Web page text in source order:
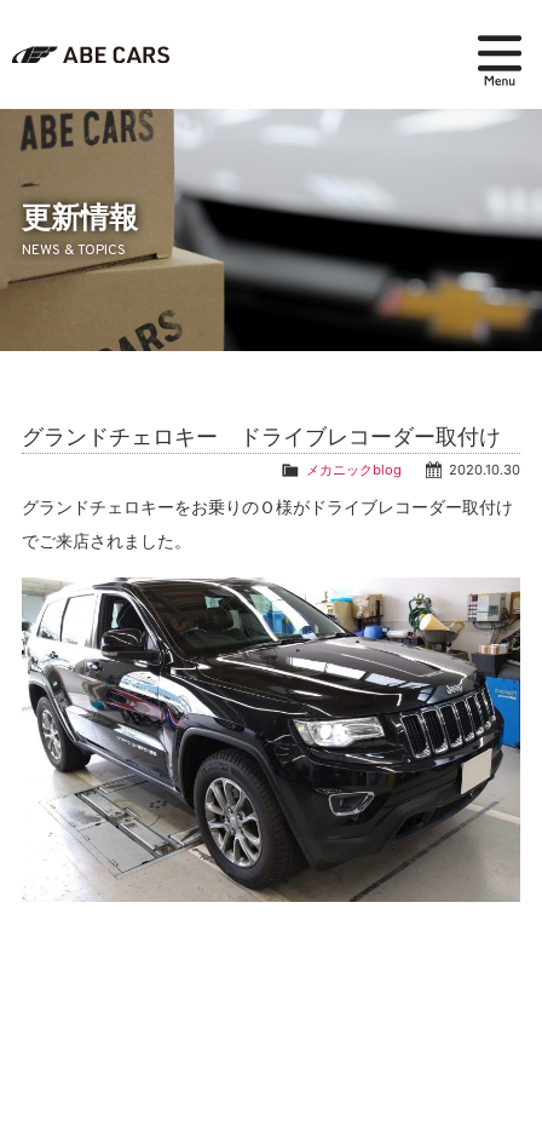
在庫検索
パーツ＆アクセサリー
アフターセールス
採用情報
更新情報
NEWS & TOPICS
グランドチェロキー ドライブレコーダー取付け
2020.10.30
メカニックblog
グランドチェロキーをお乗りのＯ様がドライブレコーダー取付け
でご来店されました。